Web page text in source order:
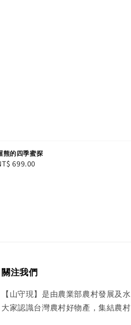
熊的四季蜜探
699.00
關注我們
【山守現】是由農業部農村發展及
大家認識台灣農村好物產，集結農